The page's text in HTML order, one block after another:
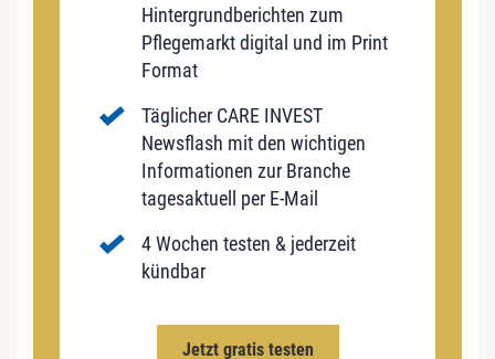
Hintergrundberichten zum
Pflegemarkt digital und im Print
Format
Täglicher CARE INVEST
Newsflash mit den wichtigen
Informationen zur Branche
tagesaktuell per E-Mail
4 Wochen testen & jederzeit
kündbar
Jetzt gratis testen